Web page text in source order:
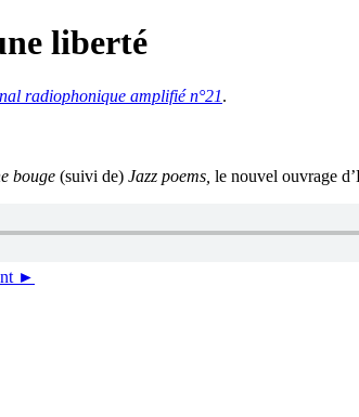
liberté
radiophonique amplifié n°21.
bouge (suivi de) Jazz poems, le nouvel ouvrage
►